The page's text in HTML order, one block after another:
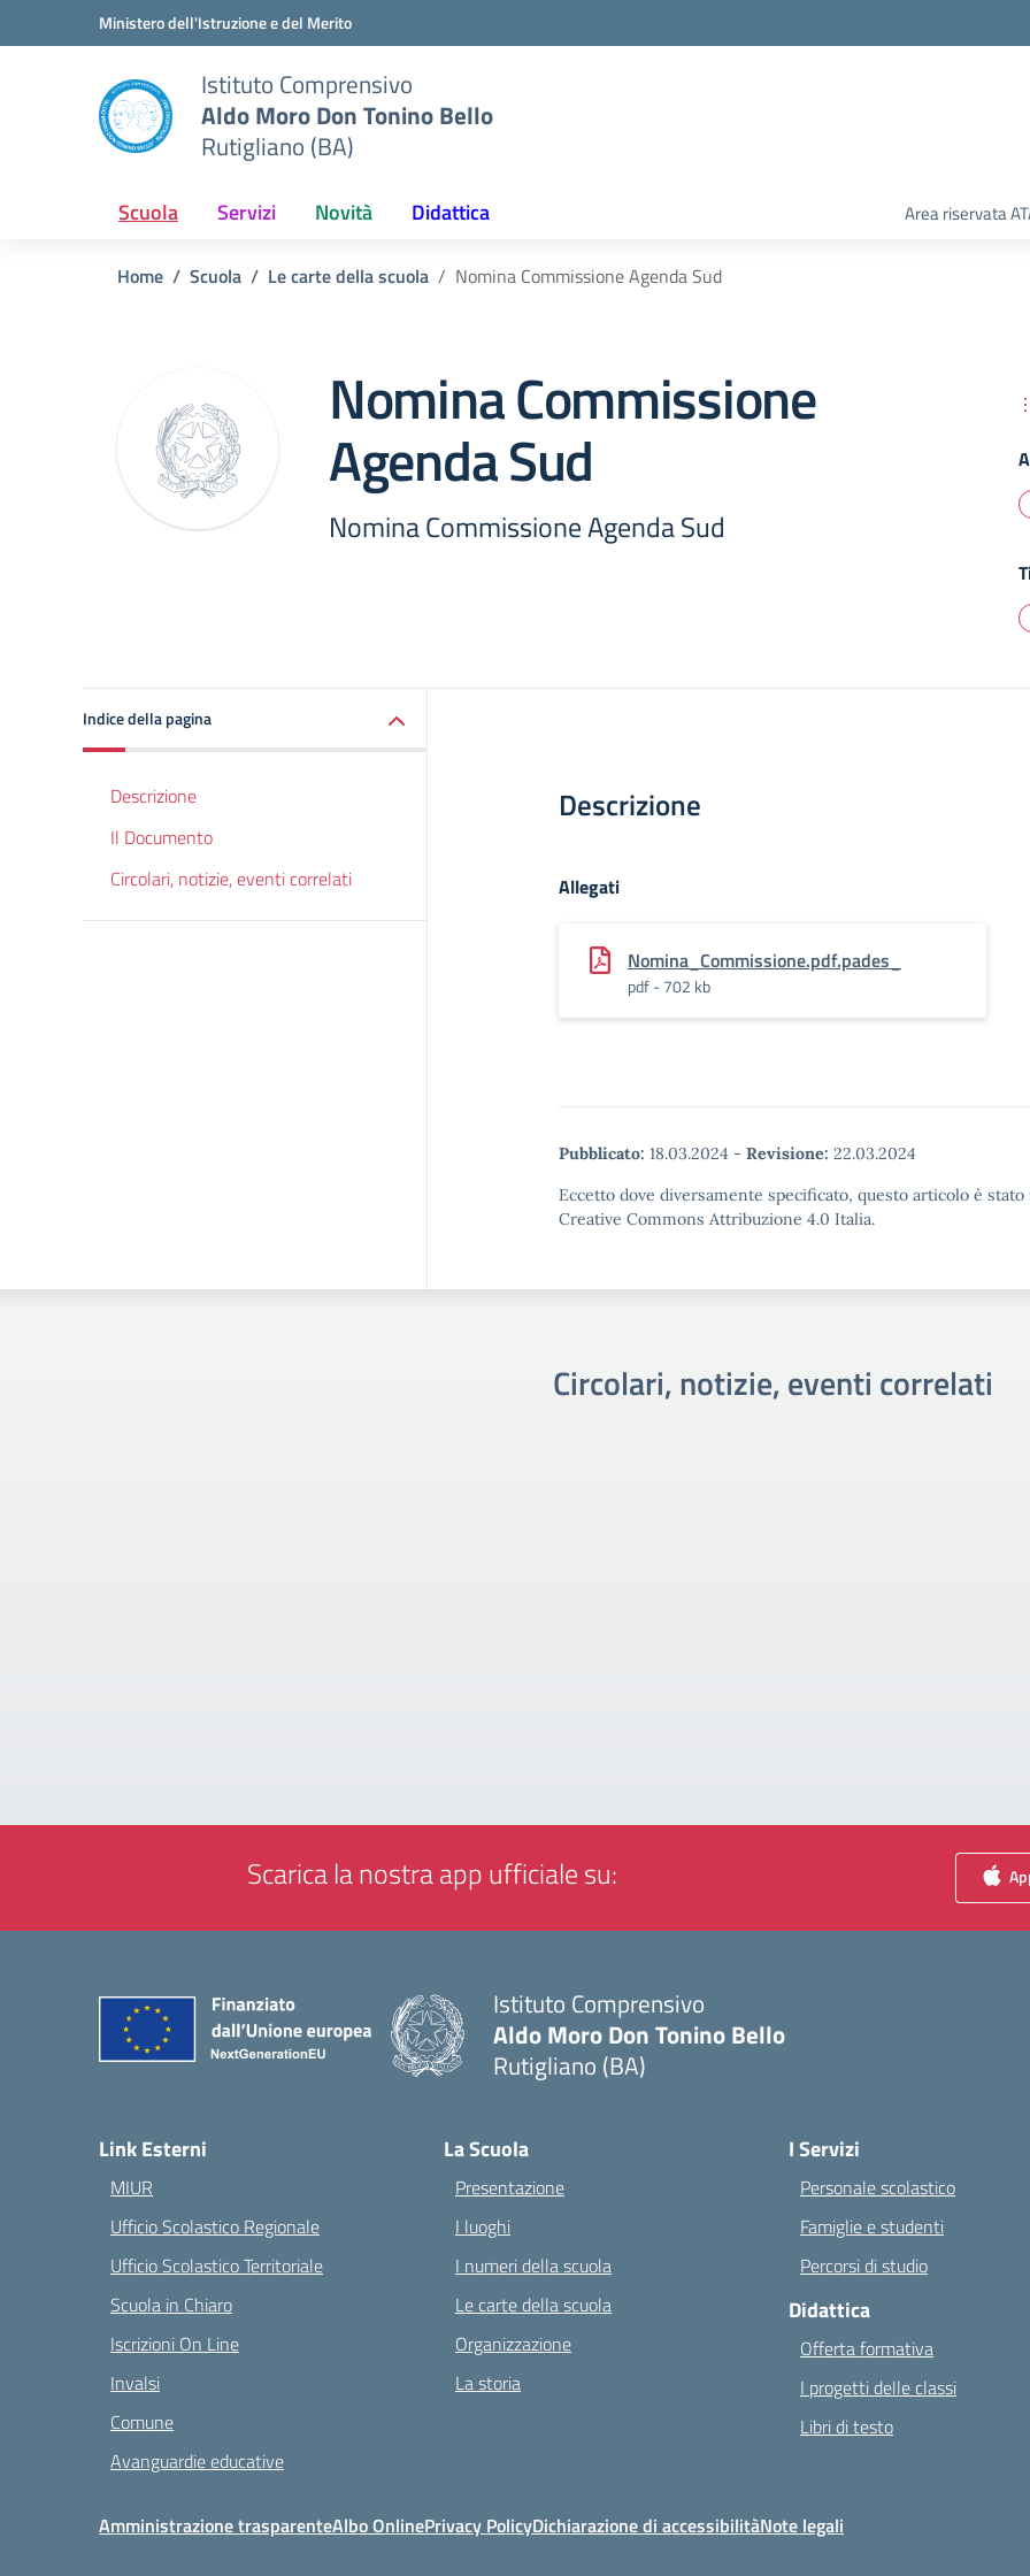
Vai ai contenuti
Vai al menu di navigazioneMinistero dell'Istruzione e del Merito
Istituto Comprensivo
Aldo Moro Don Tonino Bello
Rutigliano (BA)
Scuola Servizi Novità Didattica Area riservata
Home Scuola Le carte della scuola Nomina Commissione Agenda Sud
Nomina Commissione
Agenda Sud
Nomina Commissione Agenda Sud
Indice della pagina
Descrizione
Il Documento
Circolari, notizie, eventi correlati
Descrizione
Allegati
Nomina_Commissione.pdf.pades_
pdf - 702 kb
Pubblicato: 18.03.2024 - Revisione: 22.03.2024
Eccetto dove diversamente specificato, questo articolo è
Creative Commons Attribuzione 4.0 Italia.
Circolari, notizie, eventi correlati
Scarica la nostra app ufficiale su:
Istituto Comprensivo
Aldo Moro Don Tonino Bello
Rutigliano (BA)
Link Esterni
MIUR
Ufficio Scolastico Regionale
Ufficio Scolastico Territoriale
Scuola in Chiaro
Iscrizioni On Line
Invalsi
Comune
Avanguardie educative
La Scuola
Presentazione
I luoghi
I numeri della scuola
Le carte della scuola
Organizzazione
La storia
I Servizi
Personale scolastico
Famiglie e studenti
Percorsi di studio
Didattica
Offerta formativa
I progetti delle classi
Libri di testo
Amministrazione trasparenteAlbo OnlinePrivacy PolicyDichiarazione di accessibilitàNote legali